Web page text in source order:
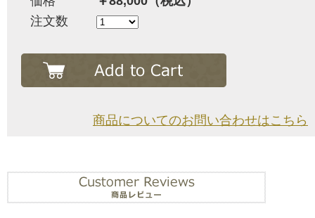
注文数
商品についてのお問い合わせはこちら